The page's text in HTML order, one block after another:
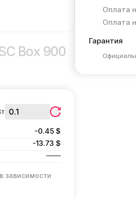
Box 900
-0.45 $
-13.73 $
зависимости
Оплата
Оплата
Гарантия